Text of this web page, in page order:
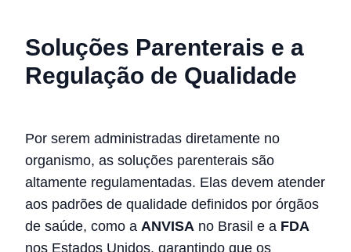
Soluções Parenterais e a
Regulação de Qualidade
Por serem administradas diretamente no
organismo, as soluções parenterais são
altamente regulamentadas. Elas devem atender
aos padrões de qualidade definidos por órgãos
de saúde, como a ANVISA no Brasil e a FDA
nos Estados Unidos, garantindo que os